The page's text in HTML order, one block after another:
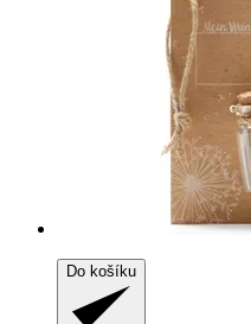
Do košíku